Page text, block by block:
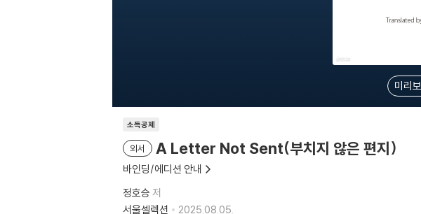
미리
소득공제
외서 A Letter Not Sent(부치지 않은 편지)
바인딩/에디션 안내
정호승 저
서울셀렉션
2025.08.05.